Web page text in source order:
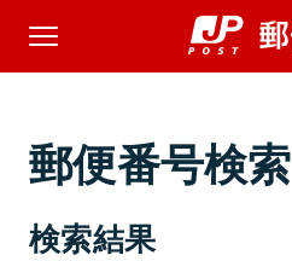
郵便番号検索
検索結果